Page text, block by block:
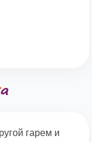
гарем и